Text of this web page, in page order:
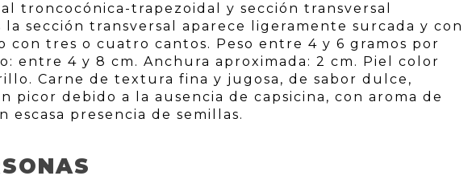
troncocónica-trapezoidal y sección transversal
la sección transversal aparece ligeramente surcada y con
con tres o cuatro cantos. Peso entre 4 y 6 gramos por
entre 4 y 8 cm. Anchura aproximada: 2 cm. Piel color
Carne de textura fina y jugosa, de sabor dulce,
picor debido a la ausencia de capsicina, con aroma de
escasa presencia de semillas.